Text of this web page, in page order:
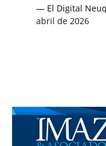
— El Digital
abril de 2026